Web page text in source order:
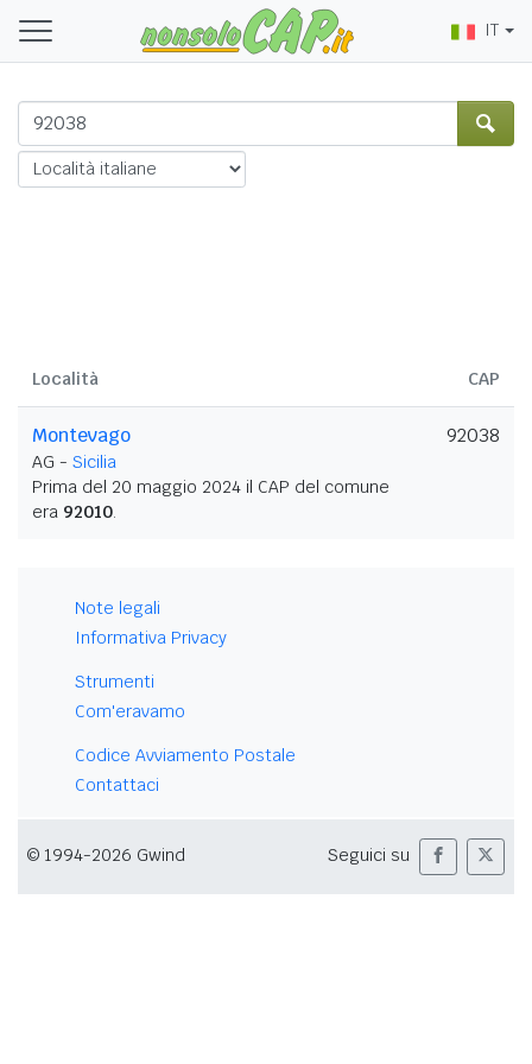
IT
Località CAP
Montevago
AG - Sicilia
Prima del 20 maggio 2024 il CAP del comune
era 92010.
92038
Note legali
Informativa Privacy
Strumenti
Com'eravamo
Codice Avviamento Postale
Contattaci
© 1994-2026 Gwind Seguici su